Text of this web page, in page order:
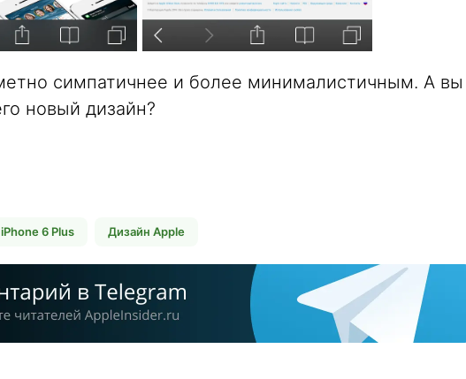
симпатичнее и более минималистичным. А вы
новый дизайн?
iPhone 6 Plus Дизайн Apple